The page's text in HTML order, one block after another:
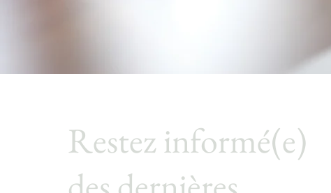
Restez informé(e)